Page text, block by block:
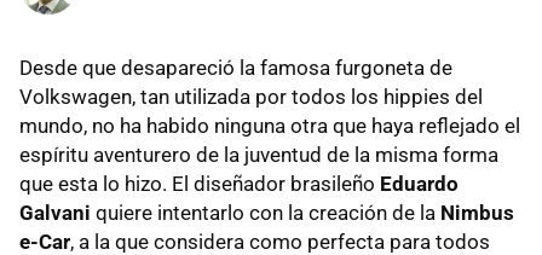
Desde que desapareció la famosa furgoneta de
Volkswagen, tan utilizada por todos los hippies del
mundo, no ha habido ninguna otra que haya reflejado el
espíritu aventurero de la juventud de la misma forma
que esta lo hizo. El diseñador brasileño Eduardo
Galvani quiere intentarlo con la creación de la Nimbus
e-Car, a la que considera como perfecta para todos